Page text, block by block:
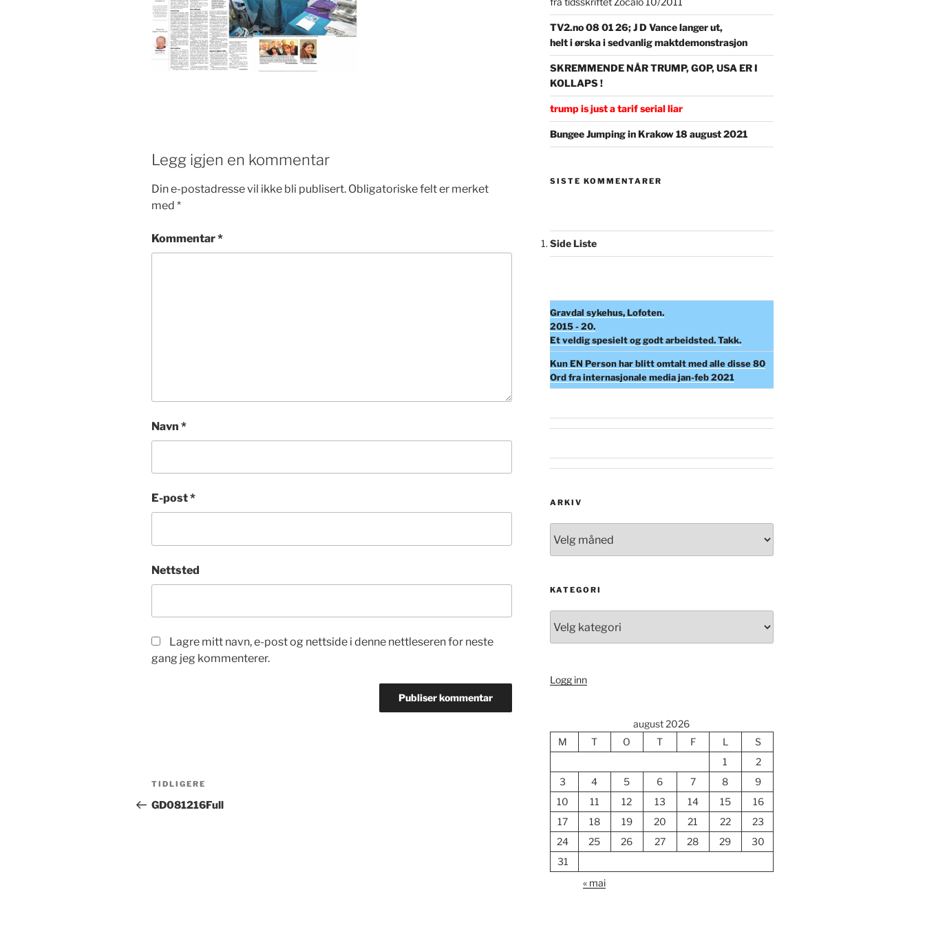
Legg igjen en kommentar
Din e-postadresse vil ikke bli publisert. Obligatoriske felt er merket
med *
Kommentar*
Navn *
E-post*
Nettsted
Lagre mitt navn, e-post og nettside i denne nettleseren for neste
gang jeg kommenterer.
Innleggsnavigasjon
Forrige
innlegg
TIDLIGERE
GD081216Full
TV2.no 08 01 26; J D Vance langer ut,
helt i ørska i sedvanlig maktdemonstrasjon
SKREMMENDE NÅR TRUMP, GOP, USA ER I
KOLLAPS !
trump is just a tarif serial liar
Bungee Jumping in Krakow 18 august 2021
SISTE KOMMENTARER
Side Liste
Gravdal sykehus, Lofoten.
2015 - 20.
Et veldig spesielt og godt arbeidsted. Takk.
Kun EN Person har blitt omtalt med alle disse 80
Ord fra internasjonale media jan-feb 2021
ARKIV
KATEGORI
Logg inn
august 2026
M
T O T F L
S
1
2
3
4 5 6 7 8
9
10
11 12 13 14 15
16
17
18 19 20 21 22
23
24
25 26 27 28 29
30
31
« mai